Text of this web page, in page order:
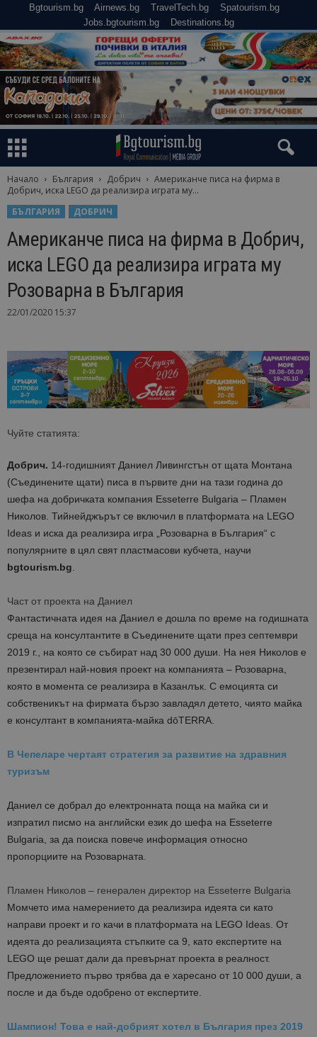
Bgtourism.bg Airnews.bg TravelTech.bg
Spatourism.bg
Jobs.bgtourism.bg
Destinations.bg
Начало България Добрич
Американче писа на фирма в
Добрич, иска LEGO да реализира играта му...
БЪЛГАРИЯ
ДОБРИЧ
Американче писа на фирма в Добрич,
иска LEGO да реализира играта му
Розоварна в България
22/01/2020 15:37
Чуйте статията:
Добрич. 14-годишният Даниел Ливингстън от щата Монтана
(Съединените щати) писа в първите дни на тази година до
шефа на добричката компания Esseterre Bulgaria – Пламен
Николов. Тийнейджърът се включил в платформата на LEGO
Ideas и иска да реализира игра „Розоварна в България“ с
популярните в цял свят пластмасови кубчета, научи
bgtourism.bg.
Част от проекта на Даниел
Фантастичната идея на Даниeл е дошла по време на годишната
среща на консултантите в Съединените щати през септeмври
2019 г., на която се събират над 30 000 души. На нея Николов е
презентирал най-новия проект на компанията – Розоварна,
която в момента се реализира в Казанлък. С емоцията си
собственикът на фирмата бързо завладял детето, чиято майка
е консултант в компанията-майка dōTERRA.
В Чепеларе чертаят стратегия за развитие на здравния
туризъм
Даниeл се добрал до електронната поща на майка си и
изпратил писмо на английски език до шефа на Esseterre
Bulgaria, за да поиска повече информация относно
пропорциите на Розоварната.
Пламен Николов – генерален директор на Esseterre Bulgaria
Момчето има намерението да реализира идеята си като
направи проект и го качи в платформата на LEGO Ideas. От
идеята до реализацията стъпките са 9, като експертите на
LEGO ще решат дали да превърнат проекта в реалност.
Предложението първо трябва да е харесано от 10 000 души, а
после и да бъде одобрено от експертите.
Шампион! Това е най-добрият хотел в България през 2019